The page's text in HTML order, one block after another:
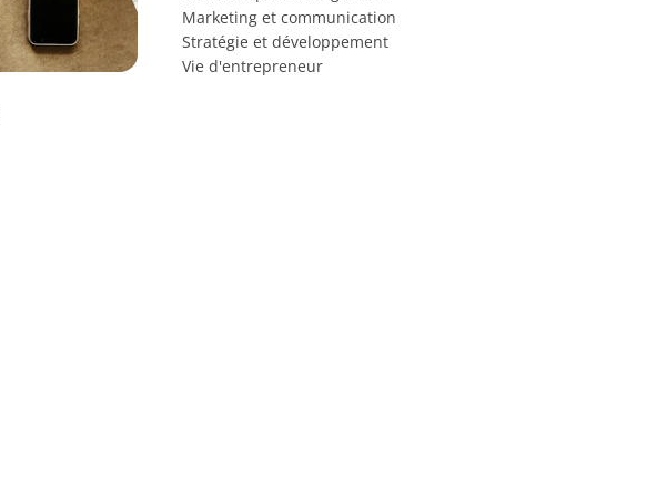
Marketing et communication
Stratégie et développement
Vie d'entrepreneur